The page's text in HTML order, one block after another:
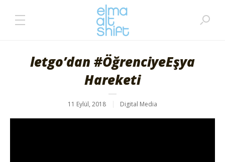
letgo’dan #ÖğrenciyeEşya
Hareketi
11 Eylül, 2018 Digital Media